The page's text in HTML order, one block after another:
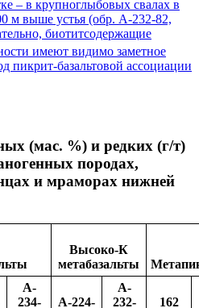
– в крупноглыбовых свалах в
м выше устья (обр. А-232-82,
биотитсодержащие
имеют видимо заметное
пикрит-базальтовой ассоциации
(мас. %) и редких (г/т)
породах,
и мраморах нижней
Высоко-К
метабазальты
A-
234-
A-224-
A-
232-
162